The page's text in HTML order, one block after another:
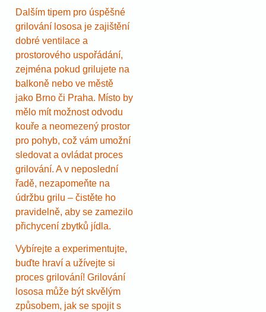
Dalším tipem pro úspěšné
grilování lososa je zajištění
dobré ventilace a
prostorového uspořádání,
zejména pokud grilujete na
balkoně nebo ve městě
jako Brno či Praha. Místo by
mělo mít možnost odvodu
kouře a neomezený prostor
pro pohyb, což vám umožní
sledovat a ovládat proces
grilování. A v neposlední
řadě, nezapomeňte na
údržbu grilu – čistěte ho
pravidelně, aby se zamezilo
přichycení zbytků jídla.
Vybírejte a experimentujte,
buďte hraví a užívejte si
proces grilování! Grilování
lososa může být skvělým
způsobem, jak se spojit s